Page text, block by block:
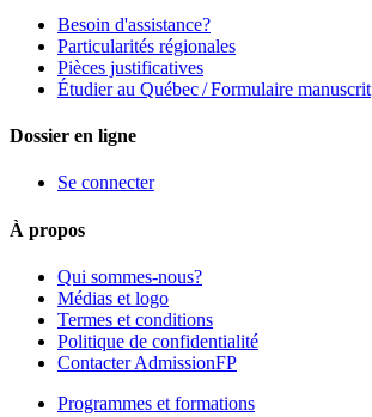
Besoin d'assistance?
Particularités régionales
Pièces justificatives
Étudier au Québec / Formulaire manuscrit
Dossier en ligne
Se connecter
À propos
Qui sommes-nous?
Médias et logo
Termes et conditions
Politique de confidentialité
Contacter AdmissionFP
Programmes et formations